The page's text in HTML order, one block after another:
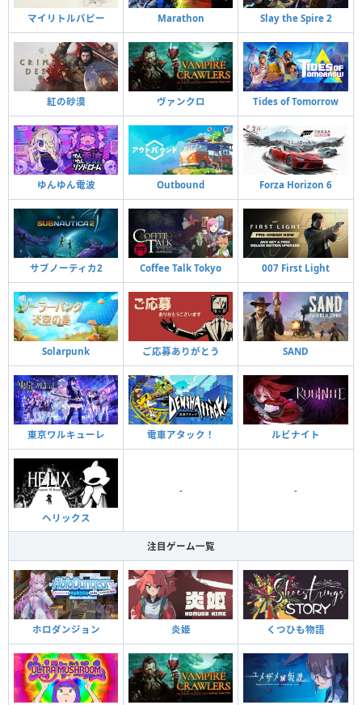
マイリトルパピー Marathon Slay the Spire 2
紅の砂漠 ヴァンクロ Tides of Tomorrow
ゆんゆん電波 Outbound Forza Horizon 6
サブノーティカ2 Coffee Talk Tokyo 007 First Light
Solarpunk ご応募ありがとう SAND
東京ワルキューレ 電車アタック！ ルビナイト
ヘリックス
- -
注目ゲーム一覧
ホロダンジョン 炎姫 くつひも物語